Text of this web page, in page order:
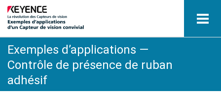
Capteur de vision
Exemples d’applications par industrie
Exemples d’applications —
Contrôle de présence de ruban
adhésif